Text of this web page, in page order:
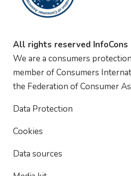
All rights reserved InfoCons
We are a consumers
member of Consumers
the Federation of Consumer
Data Protection
Cookies
Data sources